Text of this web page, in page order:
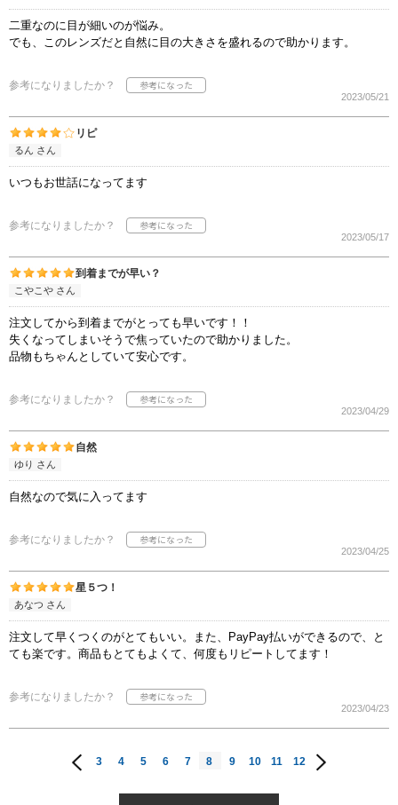
二重なのに目が細いのが悩み。
でも、このレンズだと自然に目の大きさを盛れるので助かります。
参考になりましたか？
2023/05/21
リピ
るん さん
いつもお世話になってます
参考になりましたか？
2023/05/17
到着までが早い？
こやこや さん
注文してから到着までがとっても早いです！！
失くなってしまいそうで焦っていたので助かりました。
品物もちゃんとしていて安心です。
参考になりましたか？
2023/04/29
自然
ゆり さん
自然なので気に入ってます
参考になりましたか？
2023/04/25
星５つ！
あなつ さん
注文して早くつくのがとてもいい。また、PayPay払いができるので、と
ても楽です。商品もとてもよくて、何度もリピートしてます！
参考になりましたか？
2023/04/23
3 4 5 6 7 8 9 10 11 12